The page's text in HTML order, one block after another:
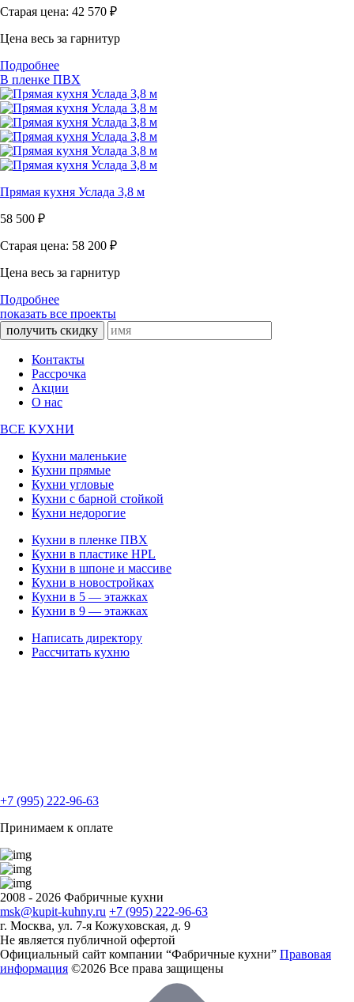
Старая цена: 42 570 ₽
Цена весь за гарнитур
Подробнее
В пленке ПВХ
Прямая кухня Услада 3,8 м
58 500 ₽
Старая цена: 58 200 ₽
Цена весь за гарнитур
Подробнее
показать все проекты
получить скидку
Контакты
Рассрочка
Акции
О нас
ВСЕ КУХНИ
Кухни маленькие
Кухни прямые
Кухни угловые
Кухни с барной стойкой
Кухни недорогие
Кухни в пленке ПВХ
Кухни в пластике HPL
Кухни в шпоне и массиве
Кухни в новостройках
Кухни в 5 — этажках
Кухни в 9 — этажках
Написать директору
Рассчитать кухню
+7 (995) 222-96-63
Принимаем к оплате
2008 - 2026 Фабричные кухни
msk@kupit-kuhny.ru +7 (995) 222-96-63
г. Москва, ул. 7-я Кожуховская, д. 9
Не является публичной офертой
Официальный сайт компании “Фабричные кухни” Правовая
информация ©2026 Все права защищены